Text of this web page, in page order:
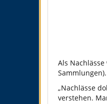
Als
Sammlungen).
„Nachlässe
verstehen.